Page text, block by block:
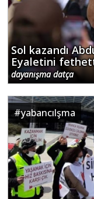
Sol kazandı
Eyaletini
dayanışma datça
#yabancılşma